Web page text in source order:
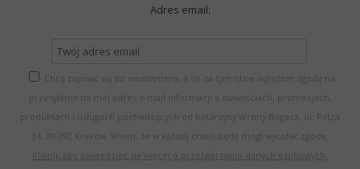
Adres email:
Chcę zapisać się do newslettera, a co za tym idzie wyrażam zgodę na
przesyłanie na mój adres e-mail informacji o nowościach, promocjach,
produktach i usługach pochodzących od Katarzyny Wrony-Bogacz, ul. Piltza
34, 30-392 Kraków. Wiem, że w każdej chwili będę mógł wycofać zgodę.
Kliknij, aby dowiedzieć się więcej o przetwarzaniu danych osobowych.